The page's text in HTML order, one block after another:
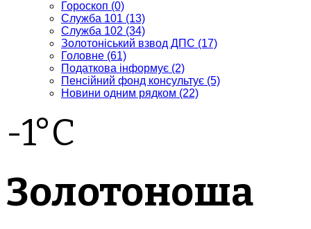
Гороскоп (0)
Служба 101 (13)
Служба 102 (34)
Золотоніський взвод ДПС (17)
Головне (61)
Податкова інформує (2)
Пенсійний фонд консультує (5)
Новини одним рядком (22)
-1°C
Золотоноша